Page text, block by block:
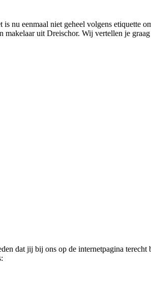
eenmaal niet geheel volgens etiquette
uit Dreischor. Wij vertellen je
dat jij bij ons op de internetpagina